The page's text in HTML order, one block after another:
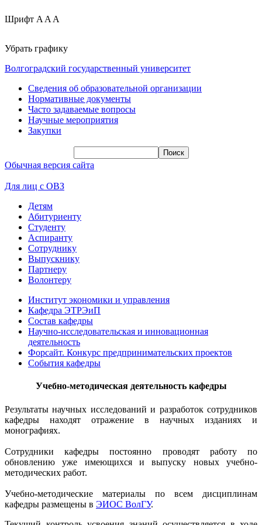
Шрифт A A A
Убрать графику
Волгоградский государственный университет
Сведения об образовательной организации
Нормативные документы
Часто задаваемые вопросы
Научные мероприятия
Закупки
Обычная версия сайта
Для лиц с ОВЗ
Детям
Абитуриенту
Студенту
Аспиранту
Сотруднику
Выпускнику
Партнеру
Волонтеру
Институт экономики и управления
Кафедра ЭТРЭиП
Состав кафедры
Научно-исследовательская и инновационная
деятельность
Форсайт. Конкурс предпринимательских проектов
События кафедры
Учебно-методическая деятельность кафедры
Результаты научных исследований и разработок сотрудников
кафедры находят отражение в научных изданиях и
монографиях.
Сотрудники кафедры постоянно проводят работу по
обновлению уже имеющихся и выпуску новых учебно-
методических работ.
Учебно-методические материалы по всем дисциплинам
кафедры размещены в ЭИОС ВолГУ.